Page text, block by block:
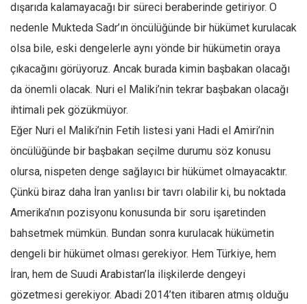
dışarıda kalamayacağı bir süreci beraberinde getiriyor. O
nedenle Mukteda Sadr’ın öncülüğünde bir hükümet kurulacak
olsa bile, eski dengelerle aynı yönde bir hükümetin oraya
çıkacağını görüyoruz. Ancak burada kimin başbakan olacağı
da önemli olacak. Nuri el Maliki’nin tekrar başbakan olacağı
ihtimali pek gözükmüyor.
Eğer Nuri el Maliki’nin Fetih listesi yani Hadi el Amiri’nin
öncülüğünde bir başbakan seçilme durumu söz konusu
olursa, nispeten denge sağlayıcı bir hükümet olmayacaktır.
Çünkü biraz daha İran yanlısı bir tavrı olabilir ki, bu noktada
Amerika’nın pozisyonu konusunda bir soru işaretinden
bahsetmek mümkün. Bundan sonra kurulacak hükümetin
dengeli bir hükümet olması gerekiyor. Hem Türkiye, hem
İran, hem de Suudi Arabistan’la ilişkilerde dengeyi
gözetmesi gerekiyor. Abadi 2014’ten itibaren atmış olduğu